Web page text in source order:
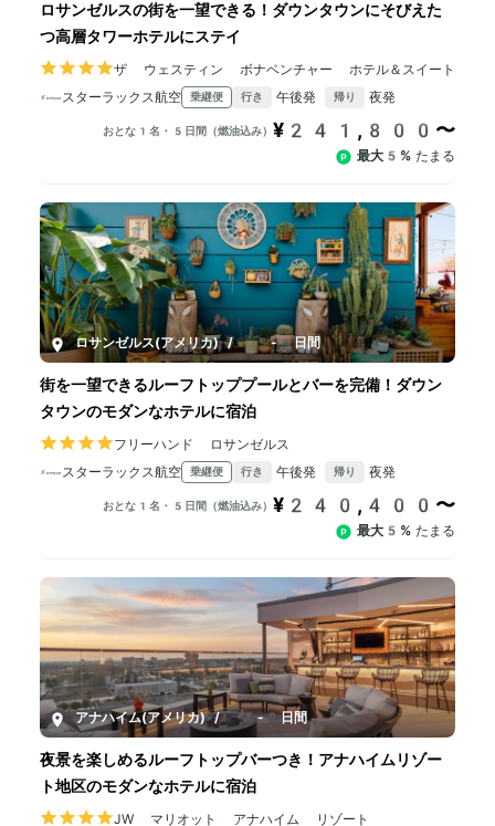
ロサンゼルスの街を一望できる！ダウンタウンにそびえた
つ高層タワーホテルにステイ
ザ ウェスティン ボナベンチャー ホテル＆スイート
スターラックス航空
乗継便 行き 午後発 帰り 夜発
おとな1名・5日間（燃油込み） ¥241,800〜
最大5% たまる
ロサンゼルス(アメリカ) / 5-8日間
街を一望できるルーフトッププールとバーを完備！ダウン
タウンのモダンなホテルに宿泊
フリーハンド ロサンゼルス
スターラックス航空
乗継便 行き 午後発 帰り 夜発
おとな1名・5日間（燃油込み） ¥240,400〜
最大5% たまる
アナハイム(アメリカ) / 5-8日間
夜景を楽しめるルーフトップバーつき！アナハイムリゾー
ト地区のモダンなホテルに宿泊
JW マリオット アナハイム リゾート